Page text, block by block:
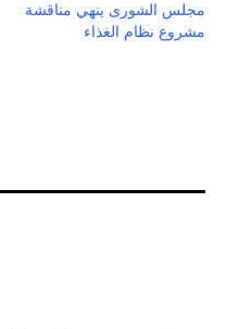
مجلس الشورى ينهي مناقشة
مشروع نظام الغذاء